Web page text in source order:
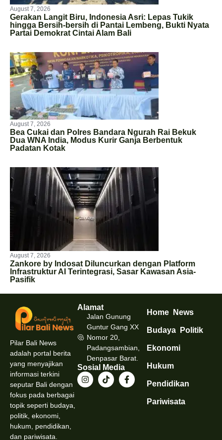
August 7, 2026
Gerakan Langit Biru, Indonesia Asri: Lepas Tukik
hingga Bersih-bersih di Pantai Lembeng, Bukti Nyata
Partai Demokrat Cintai Alam Bali
August 7, 2026
Bea Cukai dan Polres Bandara Ngurah Rai Bekuk
Dua WNA India, Modus Kurir Ganja Berbentuk
Padatan Kotak
August 7, 2026
Zankore by Indosat Diluncurkan dengan Platform
Infrastruktur AI Terintegrasi, Sasar Kawasan Asia-
Pasifik
Pilar Bali News
adalah portal berita
yang menyajikan
informasi terkini
seputar Bali dengan
fokus pada berbagai
topik seperti budaya,
politik, ekonomi,
hukum, pendidikan,
dan pariwisata.
Alamat
Jalan Gunung
Guntur Gang XX
Nomor 20,
Padangsambian,
Denpasar Barat.
Sosial Media
Home News
Budaya Politik
Ekonomi
Hukum
Pendidikan
Pariwisata